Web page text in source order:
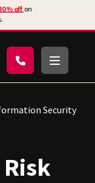
Security
Risk